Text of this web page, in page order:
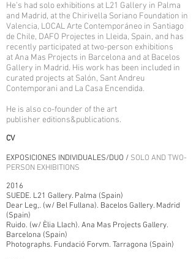
He’s had solo exhibitions at L21 Gallery in Palma
and Madrid, at the Chirivella Soriano Foundation in
Valencia, LOCAL Arte Contemporáneo in Santiago
de Chile, DAFO Projectes in Lleida, Spain, and has
recently participated at two-person exhibitions
at Ana Mas Projects in Barcelona and at Bacelos
Gallery in Madrid. His work has been included in
curated projects at Salón, Sant Andreu
Contemporani and La Casa Encendida.
He is also co-founder of the art
publisher editions&publications.
CV
EXPOSICIONES INDIVIDUALES/DUO / SOLO AND TWO-
PERSON EXHIBITIONS
2016
SUEDE. L21 Gallery. Palma (Spain)
Dear Leg,. (w/ Bel Fullana). Bacelos Gallery. Madrid
(Spain)
Ruido. (w/ Èlia Llach). Ana Mas Projects Gallery.
Barcelona (Spain)
Photographs. Fundació Forvm. Tarragona (Spain)